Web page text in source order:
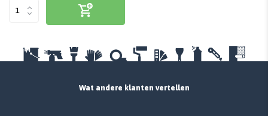
Wat andere klanten vertellen